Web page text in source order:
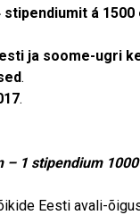
á 1500
ja soome-ugri
.
.
– 1 stipendium
Eesti avali-